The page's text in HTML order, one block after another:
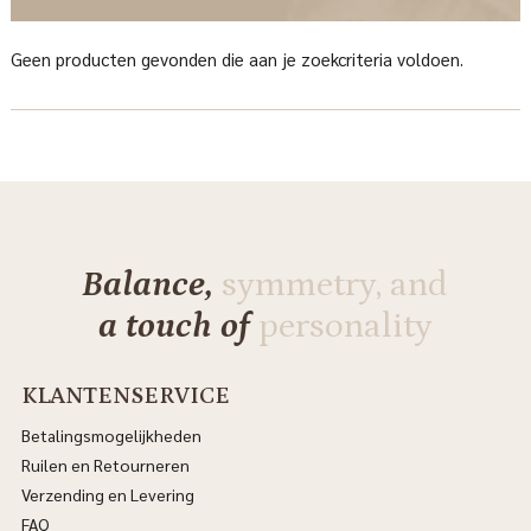
Geen producten gevonden die aan je zoekcriteria voldoen.
Balance, symmetry, and
a touch ofpersonality
KLANTENSERVICE
Betalingsmogelijkheden
Ruilen en Retourneren
Verzending en Levering
FAQ